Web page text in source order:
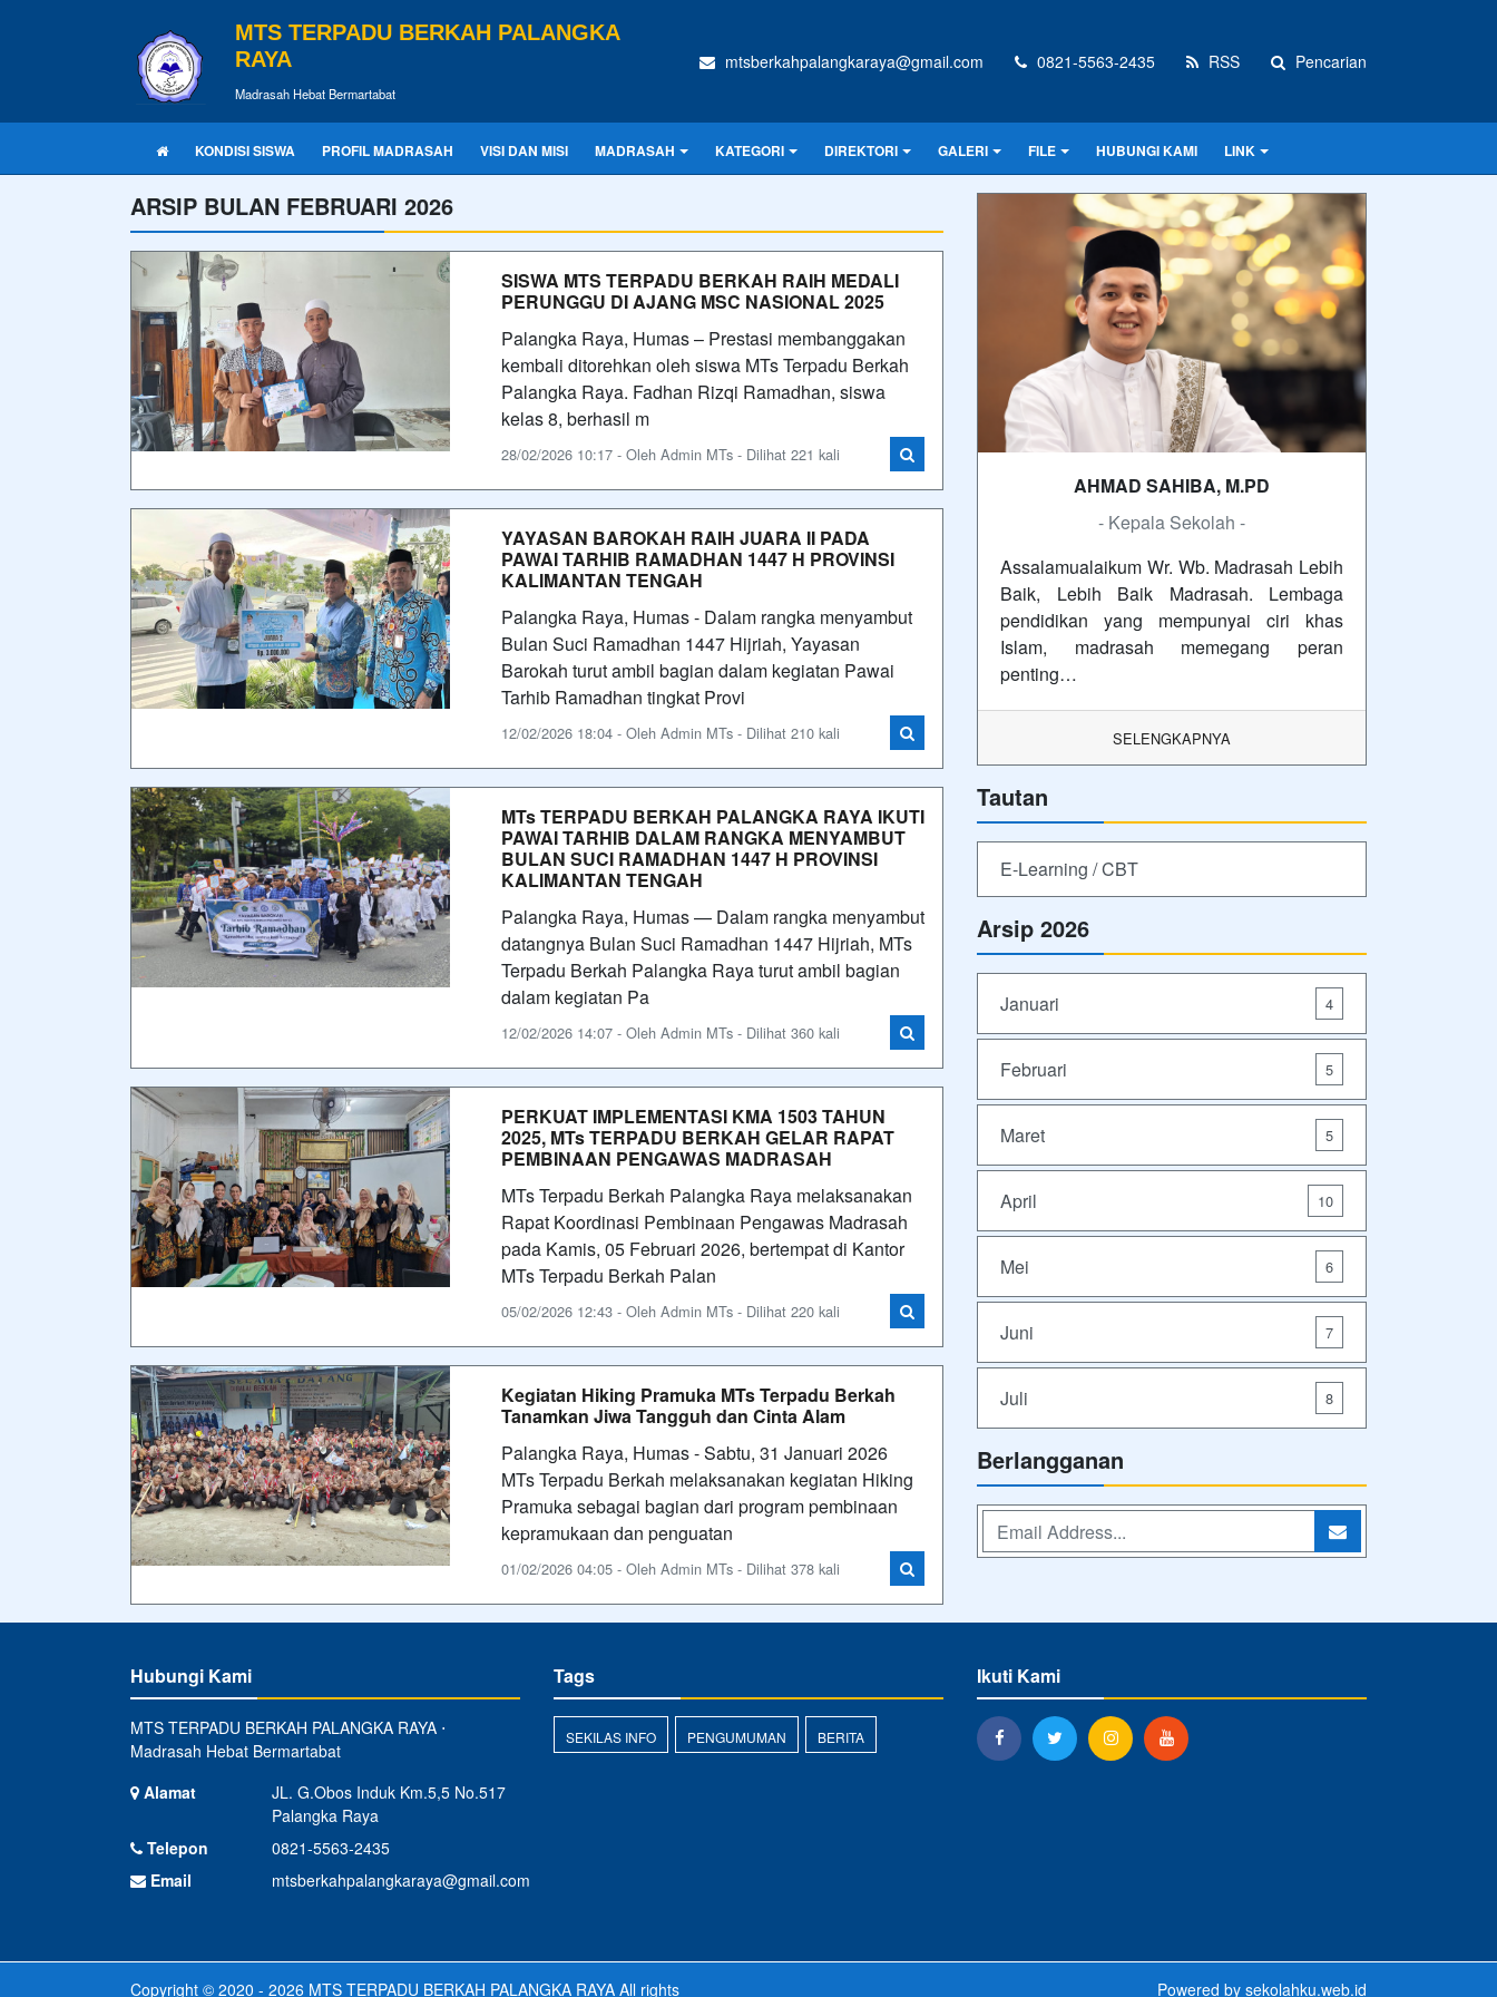
MTS TERPADU BERKAH PALANGKA
RAYA
Madrasah Hebat Bermartabat
mtsberkahpalangkaraya@gmail.com 0821-5563-2435 RSS Pencarian
KONDISI SISWA PROFIL MADRASAH VISI DAN MISI MADRASAH KATEGORI DIREKTORI GALERI FILE HUBUNGI KAMI LINK
ARSIP BULAN FEBRUARI 2026
SISWA MTS TERPADU BERKAH RAIH MEDALI
PERUNGGU DI AJANG MSC NASIONAL 2025
Palangka Raya, Humas – Prestasi membanggakan
kembali ditorehkan oleh siswa MTs Terpadu Berkah
Palangka Raya. Fadhan Rizqi Ramadhan, siswa
kelas 8, berhasil m
28/02/2026 10:17 - Oleh Admin MTs - Dilihat 221 kali
YAYASAN BAROKAH RAIH JUARA II PADA
PAWAI TARHIB RAMADHAN 1447 H PROVINSI
KALIMANTAN TENGAH
Palangka Raya, Humas - Dalam rangka menyambut
Bulan Suci Ramadhan 1447 Hijriah, Yayasan
Barokah turut ambil bagian dalam kegiatan Pawai
Tarhib Ramadhan tingkat Provi
12/02/2026 18:04 - Oleh Admin MTs - Dilihat 210 kali
MTs TERPADU BERKAH PALANGKA RAYA IKUTI
PAWAI TARHIB DALAM RANGKA MENYAMBUT
BULAN SUCI RAMADHAN 1447 H PROVINSI
KALIMANTAN TENGAH
Palangka Raya, Humas — Dalam rangka menyambut
datangnya Bulan Suci Ramadhan 1447 Hijriah, MTs
Terpadu Berkah Palangka Raya turut ambil bagian
dalam kegiatan Pa
12/02/2026 14:07 - Oleh Admin MTs - Dilihat 360 kali
PERKUAT IMPLEMENTASI KMA 1503 TAHUN
2025, MTs TERPADU BERKAH GELAR RAPAT
PEMBINAAN PENGAWAS MADRASAH
MTs Terpadu Berkah Palangka Raya melaksanakan
Rapat Koordinasi Pembinaan Pengawas Madrasah
pada Kamis, 05 Februari 2026, bertempat di Kantor
MTs Terpadu Berkah Palan
05/02/2026 12:43 - Oleh Admin MTs - Dilihat 220 kali
Kegiatan Hiking Pramuka MTs Terpadu Berkah
Tanamkan Jiwa Tangguh dan Cinta Alam
Palangka Raya, Humas - Sabtu, 31 Januari 2026
MTs Terpadu Berkah melaksanakan kegiatan Hiking
Pramuka sebagai bagian dari program pembinaan
kepramukaan dan penguatan
01/02/2026 04:05 - Oleh Admin MTs - Dilihat 378 kali
AHMAD SAHIBA, M.PD
- Kepala Sekolah -
Assalamualaikum Wr. Wb. Madrasah Lebih
Baik, Lebih Baik Madrasah. Lembaga
pendidikan yang mempunyai ciri khas
Islam, madrasah memegang peran
penting…
SELENGKAPNYA
Tautan
E-Learning / CBT
Arsip 2026
Januari 4
Februari 5
Maret 5
April 10
Mei 6
Juni 7
Juli 8
Berlangganan
Hubungi Kami
MTS TERPADU BERKAH PALANGKA RAYA ⋅
Madrasah Hebat Bermartabat
Alamat
JL. G.Obos Induk Km.5,5 No.517
Palangka Raya
Telepon
0821-5563-2435
Email
mtsberkahpalangkaraya@gmail.com
Tags
SEKILAS INFO PENGUMUMAN BERITA
Ikuti Kami
Copyright © 2020 - 2026 MTS TERPADU BERKAH PALANGKA RAYA All rights Powered by sekolahku.web.id